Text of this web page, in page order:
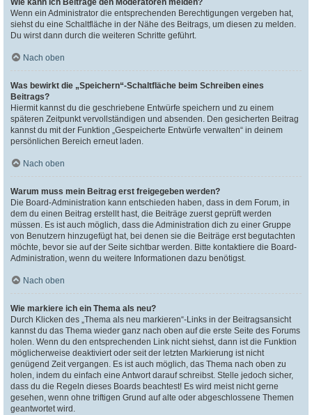
Wie kann ich Beiträge den Moderatoren melden?
Wenn ein Administrator die entsprechenden Berechtigungen vergeben hat,
siehst du eine Schaltfläche in der Nähe des Beitrags, um diesen zu melden.
Du wirst dann durch die weiteren Schritte geführt.
Nach oben
Was bewirkt die „Speichern“-Schaltfläche beim Schreiben eines
Beitrags?
Hiermit kannst du die geschriebene Entwürfe speichern und zu einem
späteren Zeitpunkt vervollständigen und absenden. Den gesicherten Beitrag
kannst du mit der Funktion „Gespeicherte Entwürfe verwalten“ in deinem
persönlichen Bereich erneut laden.
Nach oben
Warum muss mein Beitrag erst freigegeben werden?
Die Board-Administration kann entschieden haben, dass in dem Forum, in
dem du einen Beitrag erstellt hast, die Beiträge zuerst geprüft werden
müssen. Es ist auch möglich, dass die Administration dich zu einer Gruppe
von Benutzern hinzugefügt hat, bei denen sie die Beiträge erst begutachten
möchte, bevor sie auf der Seite sichtbar werden. Bitte kontaktiere die Board-
Administration, wenn du weitere Informationen dazu benötigst.
Nach oben
Wie markiere ich ein Thema als neu?
Durch Klicken des „Thema als neu markieren“-Links in der Beitragsansicht
kannst du das Thema wieder ganz nach oben auf die erste Seite des Forums
holen. Wenn du den entsprechenden Link nicht siehst, dann ist die Funktion
möglicherweise deaktiviert oder seit der letzten Markierung ist nicht
genügend Zeit vergangen. Es ist auch möglich, das Thema nach oben zu
holen, indem du einfach eine Antwort darauf schreibst. Stelle jedoch sicher,
dass du die Regeln dieses Boards beachtest! Es wird meist nicht gerne
gesehen, wenn ohne triftigen Grund auf alte oder abgeschlossene Themen
geantwortet wird.